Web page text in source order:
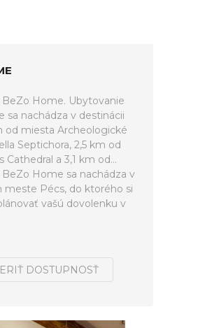
Home. Ubytovanie
sa nachádza v destinácii
od miesta Archeologické
Septichora, 2,5 km od
Cathedral a 3,1 km od...
Home sa nachádza v
meste Pécs, do ktorého si
vašú dovolenku v
DOSTUPNOSŤ